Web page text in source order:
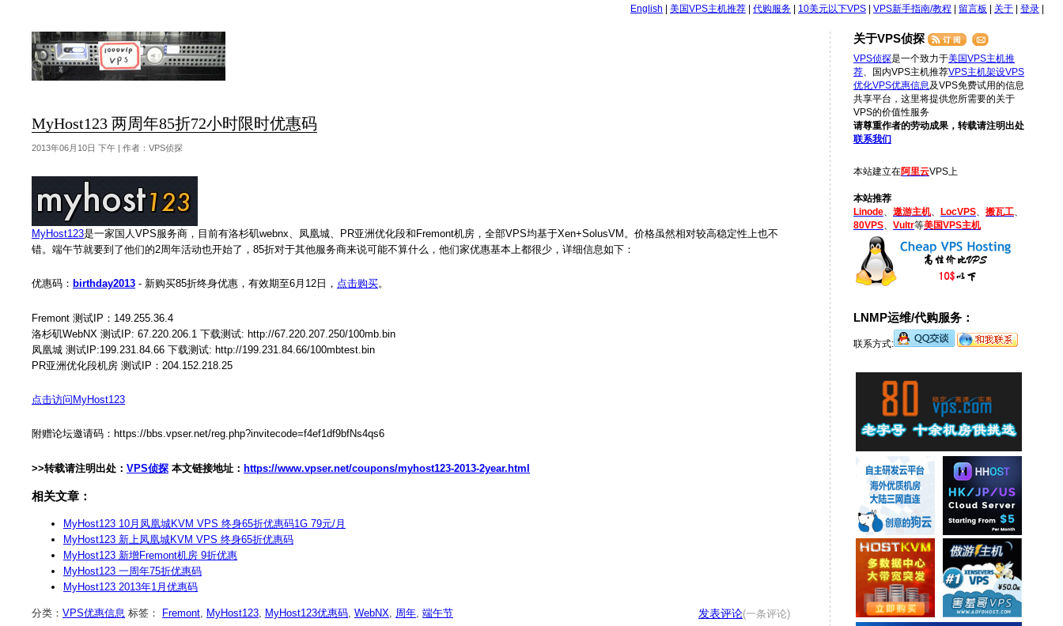
English 美国VPS主机推荐 代购服务 10美元以下VPS VPS新手指南/教程 留言板 关于 登录
MyHost123 两周年85折72小时限时优惠码
2013年06月10日 下午 | 作者：VPS侦探
MyHost123是一家国人VPS服务商，目前有洛杉矶webnx、凤凰城、PR亚洲优化段和Fremont机房，全部VPS均基于Xen+SolusVM。价格虽然相对较高稳定性上也不
错。端午节就要到了他们的2周年活动也开始了，85折对于其他服务商来说可能不算什么，他们家优惠基本上都很少，详细信息如下：
优惠码： birthday2013 - 新购买85折终身优惠，有效期至6月12日， 点击购买。
Fremont 测试IP：149.255.36.4
洛杉矶WebNX 测试IP: 67.220.206.1 下载测试: http://67.220.207.250/100mb.bin
凤凰城 测试IP:199.231.84.66 下载测试: http://199.231.84.66/100mbtest.bin
PR亚洲优化段机房 测试IP：204.152.218.25
点击访问MyHost123
附赠论坛邀请码：https://bbs.vpser.net/reg.php?invitecode=f4ef1df9bfNs4qs6
>>转载请注明出处： VPS侦探 本文链接地址： https://www.vpser.net/coupons/myhost123-2013-2year.html
相关文章：
MyHost123 10月凤凰城KVM VPS 终身65折优惠码1G 79元/月
MyHost123 新上凤凰城KVM VPS 终身65折优惠码
MyHost123 新增Fremont机房 9折优惠
MyHost123 一周年75折优惠码
MyHost123 2013年1月优惠码
发表评论(一条评论)
分类： VPS优惠信息 标签： Fremont, MyHost123, MyHost123优惠码, WebNX, 周年, 端午节
关于VPS侦探
VPS侦探是一个致力于美国VPS主机推
荐 、国内VPS主机推荐VPS主机架设VPS
优化VPS优惠信息 及VPS免费试用的信息
共享平台，这里将提供您所需要的关于
VPS的价值性服务
请尊重作者的劳动成果，转载请注明出处
联系我们
本站建立在阿里云VPS上
本站推荐
Linode
遨游主机、 LocVPS 搬瓦工
80VPS
Vultr等美国VPS主机
LNMP运维/代购服务：
联系方式: